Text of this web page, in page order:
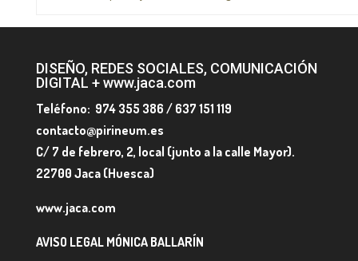
DISEÑO, REDES SOCIALES, COMUNICACIÓN
DIGITAL + www.jaca.com
Teléfono: 974 355 386 / 637 151 119
contacto@pirineum.es
C/ 7 de febrero, 2, local (junto a la calle Mayor).
22700 Jaca (Huesca)
www.jaca.com
AVISO LEGAL MÓNICA BALLARÍN